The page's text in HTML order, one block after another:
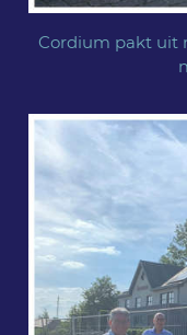
Cordium pakt uit